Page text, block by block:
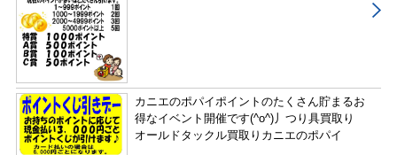
カニエのポパイポイントのたくさん貯まるお
得なイベント開催です(^o^)丿つり具買取り
オールドタックル買取りカニエのポパイ